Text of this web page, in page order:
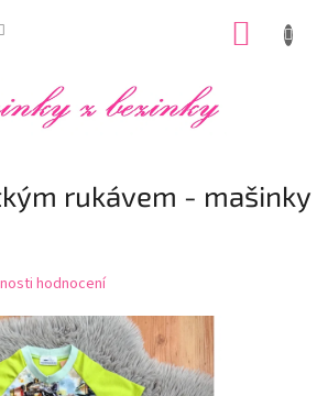
rukávem - mašinky
hodnocení